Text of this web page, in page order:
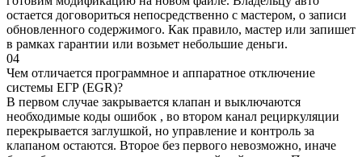
остается договориться непосредственно с мастером, о записи
обновленного содержимого. Как правило, мастер или запишет
в рамках гарантии или возьмет небольшие деньги.
04
Чем отличается программное и аппаратное отключение
системы ЕГР (EGR)?
В первом случае закрывается клапан и выключаются
необходимые коды ошибок , во втором канал рециркуляции
перекрывается заглушкой, но управление и контроль за
клапаном остаются. Второе без первого невозможно, иначе